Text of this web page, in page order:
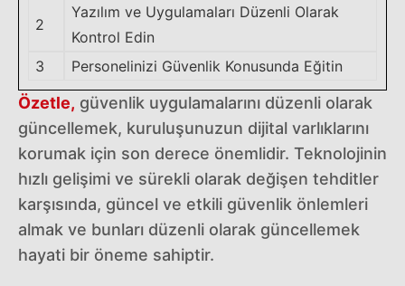
2
Yazılım ve Uygulamaları Düzenli Olarak
Kontrol Edin
3
Personelinizi Güvenlik Konusunda Eğitin
Özetle, güvenlik uygulamalarını düzenli olarak
güncellemek, kuruluşunuzun dijital varlıklarını
korumak için son derece önemlidir. Teknolojinin
hızlı gelişimi ve sürekli olarak değişen tehditler
karşısında, güncel ve etkili güvenlik önlemleri
almak ve bunları düzenli olarak güncellemek
hayati bir öneme sahiptir.